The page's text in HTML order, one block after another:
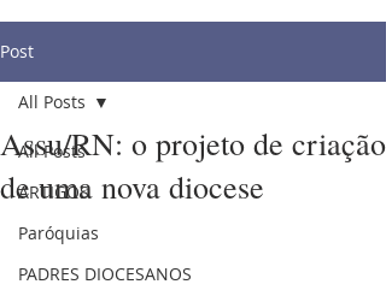
Post
All Posts
ARTIGOS
Paróquias
PADRES DIOCESANOS
All Posts
Assu/RN: o projeto de criação
de uma nova diocese